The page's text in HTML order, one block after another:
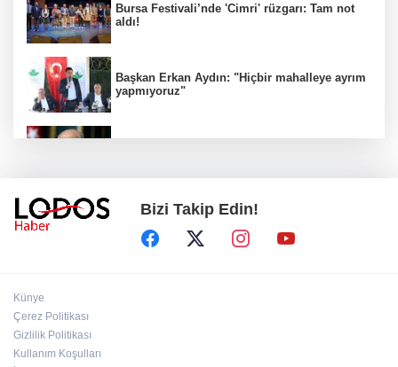
Bursa Festivali’nde 'Cimri' rüzgarı: Tam not
aldı!
Başkan Erkan Aydın: "Hiçbir mahalleye ayrım
yapmıyoruz"
BUSKİ duyurdu: Nilüfer'in iki mahallesinde 9
saatlik kesinti!
Bizi Takip Edin!
Künye
Çerez Politikası
Gizlilik Politikası
Kullanım Koşulları